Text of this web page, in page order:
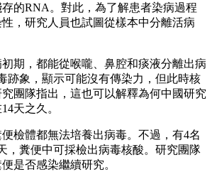
的RNA。對此，為了解患者染病過程
，研究人員也試圖從樣本中分離活病
期，都能從喉嚨、鼻腔和痰液分離出病
跡象，顯示可能沒有傳染力，但此時核
團隊指出，這也可以解釋為何中國研究
天之久。
檢體都無法培養出病毒。不過，有4名
，糞便中可採檢出病毒核酸。研究團隊
是否感染繼續研究。